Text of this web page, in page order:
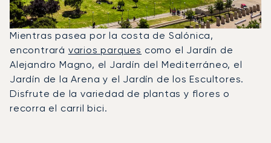
Mientras pasea por la costa de Salónica,
encontrará varios parques como el Jardín de
Alejandro Magno, el Jardín del Mediterráneo, el
Jardín de la Arena y el Jardín de los Escultores.
Disfrute de la variedad de plantas y flores o
recorra el carril bici.